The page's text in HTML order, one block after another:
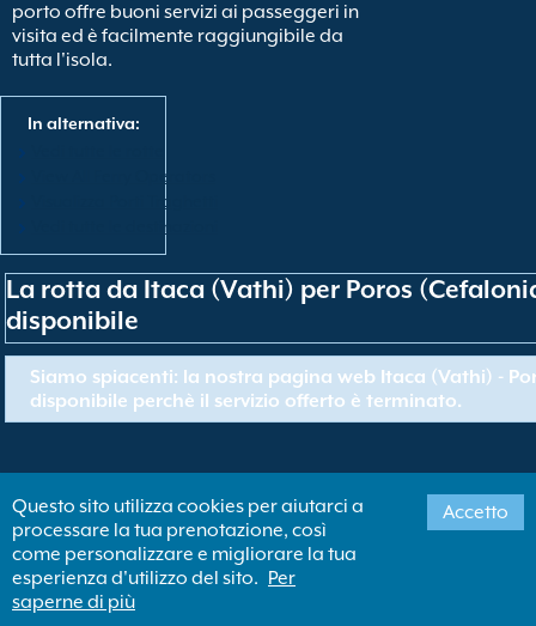
porto offre buoni servizi ai passeggeri in
visita ed è facilmente raggiungibile da
tutta l'isola.
In alternativa:
View All Ferry Operators
Visualizza Porti Traghetti
Vedi tutte le destinazioni
La rotta da Itaca (Vathi) per Poros
disponibile
Siamo spiacenti: la nostra pagina web Itaca (Vathi) -
disponibile perchè il servizio offerto è terminato.
Questo sito utilizza cookies per aiutarci a
processare la tua prenotazione, così
come personalizzare e migliorare la tua
esperienza d'utilizzo del sito. Per
saperne di più
Accetto